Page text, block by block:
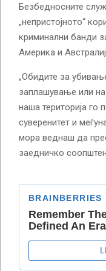
Безбедносните
„непристојното“
криминални банди
Америка и
„Обидите за
заплашување или
наша територија го
суверенитет и
мора веднаш да
заедничко